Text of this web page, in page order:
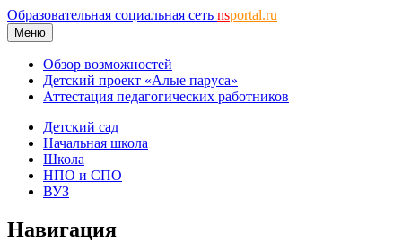
Образовательная социальная сеть nsportal.ru
Меню
Обзор возможностей
Детский проект «Алые паруса»
Аттестация педагогических работников
Детский сад
Начальная школа
Школа
НПО и СПО
ВУЗ
Навигация